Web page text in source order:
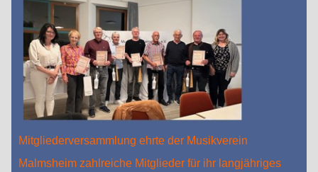
Mitgliederversammlung ehrte der Musikverein
Malmsheim zahlreiche Mitglieder für ihr langjähriges